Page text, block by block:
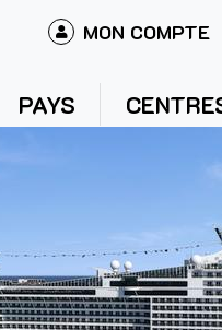
MON COMPTE
PAYS